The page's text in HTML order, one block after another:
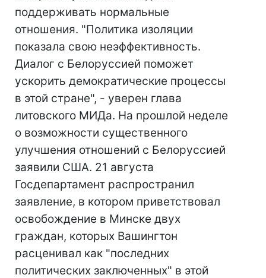
поддерживать нормальные
отношения. "Политика изоляции
показала свою неэффективность.
Диалог с Белоруссией поможет
ускорить демократические процессы
в этой стране", - уверен глава
литовского МИДа. На прошлой неделе
о возможности существенного
улучшения отношений с Белоруссией
заявили США. 21 августа
Госдепартамент распространил
заявление, в котором приветствовал
освобождение в Минске двух
граждан, которых Вашингтон
расценивал как "последних
политических заключенных" в этой